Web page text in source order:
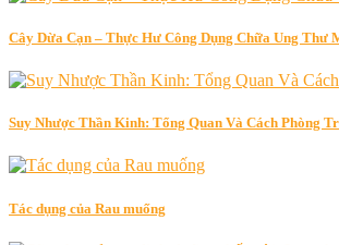
Cây Dừa Cạn – Thực Hư Công Dụng Chữa Ung Thư
Suy Nhược Thần Kinh: Tổng Quan Và Cách Phòng
Tác dụng của Rau muống